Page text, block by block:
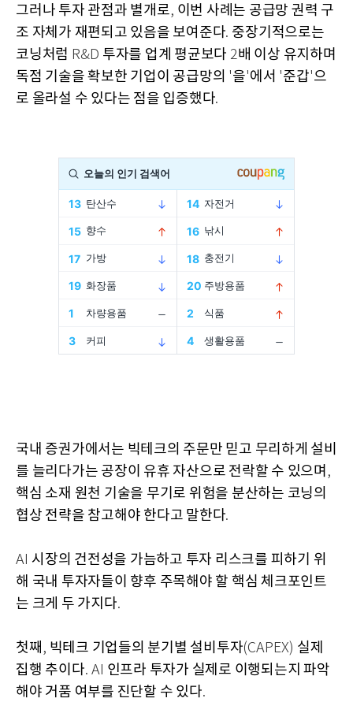
그러나 투자 관점과 별개로, 이번 사례는 공급망 권력 구
조 자체가 재편되고 있음을 보여준다. 중장기적으로는
코닝처럼 R&D 투자를 업계 평균보다 2배 이상 유지하며
독점 기술을 확보한 기업이 공급망의 '을'에서 '준갑'으
로 올라설 수 있다는 점을 입증했다.
국내 증권가에서는 빅테크의 주문만 믿고 무리하게 설비
를 늘리다가는 공장이 유휴 자산으로 전락할 수 있으며 ,
핵심 소재 원천 기술을 무기로 위험을 분산하는 코닝의
협상 전략을 참고해야 한다고 말한다.
AI 시장의 건전성을 가늠하고 투자 리스크를 피하기 위
해 국내 투자자들이 향후 주목해야 할 핵심 체크포인트
는 크게 두 가지다.
첫째 , 빅테크 기업들의 분기별 설비투자(CAPEX) 실제
집행 추이다. AI 인프라 투자가 실제로 이행되는지 파악
해야 거품 여부를 진단할 수 있다.